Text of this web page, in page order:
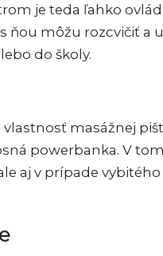
je teda ľahko
ňou môžu rozcvičiť a
do školy.
vlastnosť masážnej
powerbanka. V
aj v prípade